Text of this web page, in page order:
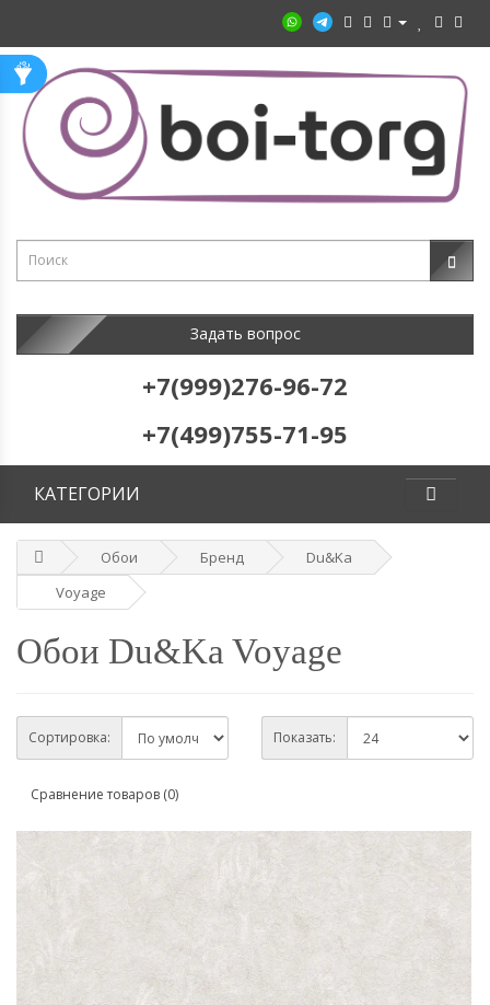
Задать вопрос
+7(999)276-96-72
+7(499)755-71-95
КАТЕГОРИИ
Обои Бренд
Du&Ka
Voyage
Обои Du&Ka Voyage
Сортировка: Показать:
Сравнение товаров (0)